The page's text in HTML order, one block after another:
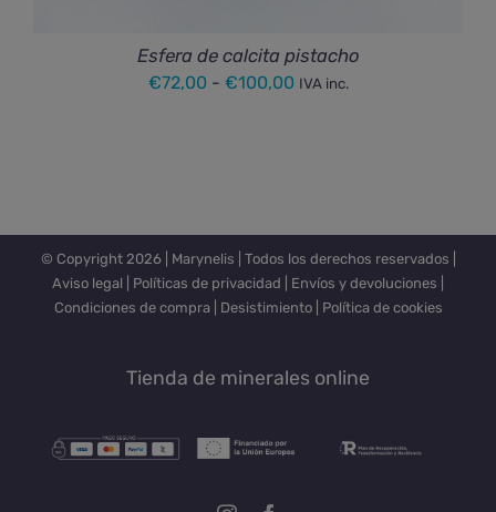
Esfera de calcita pistacho
€72,00 - €100,00Rango
hasta
€100,00
IVA inc.
© Copyright 2026 | Marynelis | Todos los derechos reservados |
Aviso legal
Políticas de privacidad Envíos y devoluciones
Condiciones de compra| Desistimiento| Política de cookies
Tienda de minerales online